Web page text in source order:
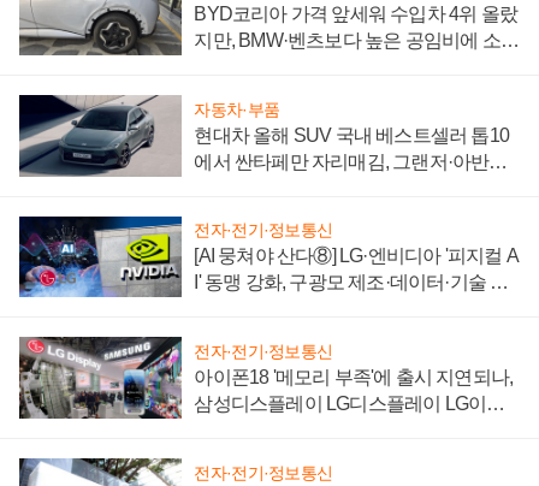
BYD코리아 가격 앞세워 수입차 4위 올랐
지만, BMW·벤츠보다 높은 공임비에 소비
자동차·부품
현대차 올해 SUV 국내 베스트셀러 톱10
에서 싼타페만 자리매김, 그랜저·아반떼
전자·전기·정보통신
[AI 뭉쳐야 산다⑧] LG·엔비디아 '피지컬 A
I' 동맹 강화, 구광모 제조·데이터·기술 결
전자·전기·정보통신
아이폰18 '메모리 부족'에 출시 지연되나,
삼성디스플레이 LG디스플레이 LG이노
전자·전기·정보통신